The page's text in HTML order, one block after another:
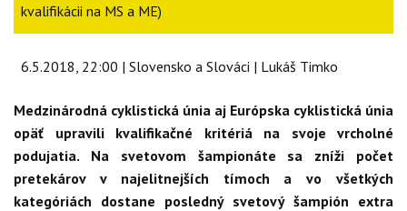
kvalifikácii na MS a ME)
6.5.2018, 22:00 | Slovensko a Slováci | Lukáš Timko
Medzinárodná cyklistická únia aj Európska cyklistická únia
opäť upravili kvalifikačné kritériá na svoje vrcholné
podujatia. Na svetovom šampionáte sa zníži počet
pretekárov v najelitnejších tímoch a vo všetkých
kategóriách dostane posledný svetový šampión extra